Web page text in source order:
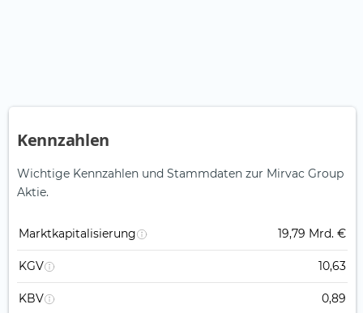
Kennzahlen
Wichtige Kennzahlen und Stammdaten zur Mirvac Group
Aktie.
Marktkapitalisierung 19,79 Mrd. €
KGV 10,63
KBV 0,89